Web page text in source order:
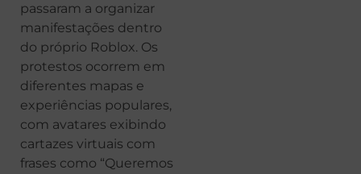
passaram a organizar
manifestações dentro
do próprio Roblox. Os
protestos ocorrem em
diferentes mapas e
experiências populares,
com avatares exibindo
cartazes virtuais com
frases como “Queremos